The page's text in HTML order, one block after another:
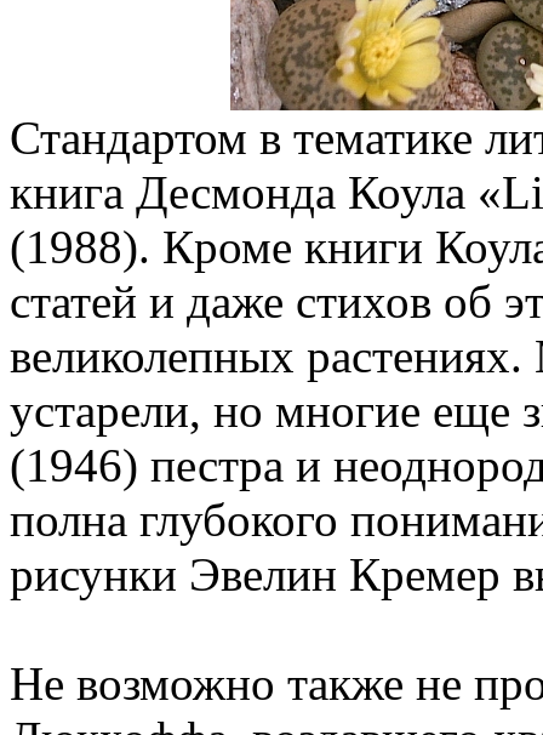
Стандартом в тематике
книга Десмонда Коула
(1988). Кроме книги
статей и даже стихов об
великолепных
устарели, но многие еще
(1946) пестра и
полна глубокого
рисунки Эвелин Кремер
Не возможно также не